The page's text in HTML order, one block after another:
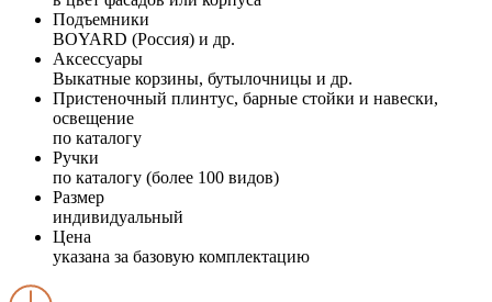
Подъемники
BOYARD (Россия) и др.
Аксессуары
Выкатные корзины, бутылочницы и др.
Пристеночный плинтус, барные стойки и навески,
освещение
по каталогу
Ручки
по каталогу (более 100 видов)
Размер
индивидуальный
Цена
указана за базовую комплектацию